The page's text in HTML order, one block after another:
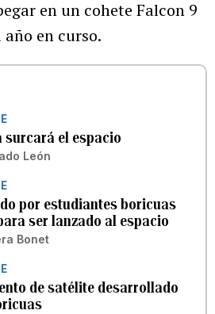
en un cohete Falcon 9
en curso.
surcará el espacio
León
por estudiantes boricuas
ser lanzado al espacio
Bonet
de satélite desarrollado